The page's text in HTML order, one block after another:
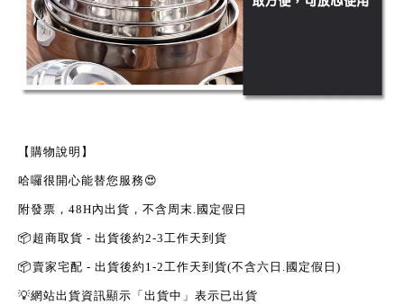
【購物說明】
哈囉很開心能替您服務😍
附發票， 48H內出貨，不含周末 國定假日
📦 超商取貨 - 出貨後約2-3 工作天到貨
📦賣家宅配 - 出貨後約 1-2 工作天到貨(不含六日 國定假日 )
💡網站出貨資訊顯示「出貨中」表示已出貨